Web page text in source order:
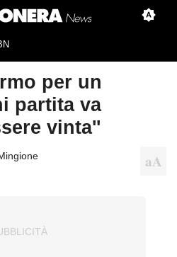
per un
partita va
vinta''